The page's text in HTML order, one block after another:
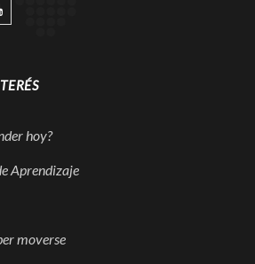
hoy?
Aprendizaje
moverse